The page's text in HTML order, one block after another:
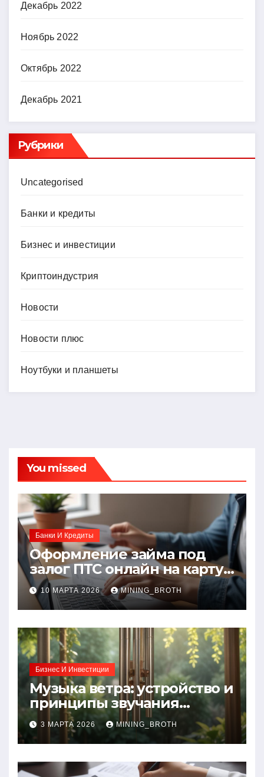
Декабрь 2022
Ноябрь 2022
Октябрь 2022
Декабрь 2021
Рубрики
Uncategorised
Банки и кредиты
Бизнес и инвестиции
Криптоиндустрия
Новости
Новости плюс
Ноутбуки и планшеты
You missed
Банки И Кредиты
Оформление займа под
залог ПТС онлайн на карту
без визита в офис: порядок,
требования и документы
10 МАРТА 2026 MINING_BROTH
Бизнес И Инвестиции
Музыка ветра: устройство и
принципы звучания
колокольчиков
3 МАРТА 2026 MINING_BROTH